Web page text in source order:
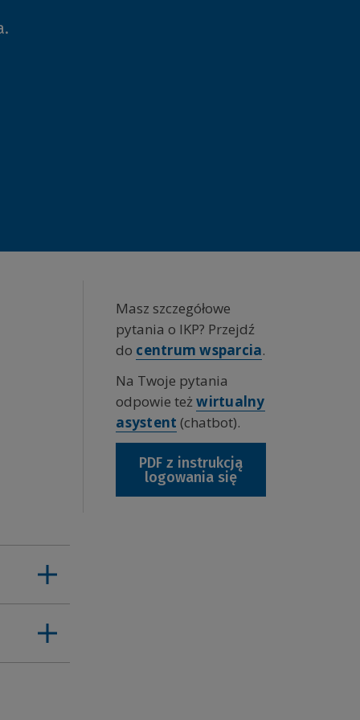
Boczna
kolumna
Masz szczegółowe
pytania o IKP? Przejdź
do centrum wsparcia.
Na Twoje pytania
odpowie teżwirtualny
asystent (chatbot).
PDF z instrukcją
logowania się
(e-
ze